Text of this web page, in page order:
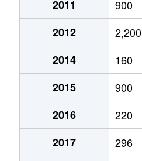
2011
900
2012
2,200
2014
160
2015
900
2016
220
2017
296